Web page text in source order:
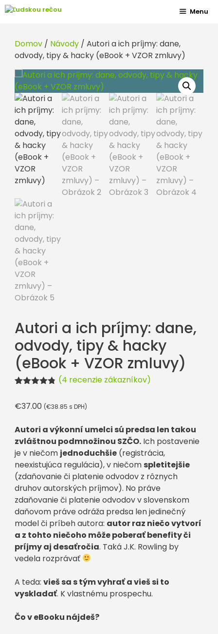
Preskočiť
Menu
Domov / Návody / Autori a ich príjmy: dane,
odvody, tipy & hacky (eBook + VZOR zmluvy)
Autori a ich príjmy: dane,
odvody, tipy & hacky
(eBook + VZOR zmluvy)
základe
(4 recenzie zákazníkov)
€37.00 (€38.85 s DPH)
Autori a výkonní umelci sú predsa len takou
zvláštnou podmnožinou SZČO. Ich postavenie
je v niečom jednoduchšie (registrácia,
neexistujúca regulácia), v niečom spletitejšie
(zdaňovanie či platenie odvodov z rôznych
druhov autorských príjmov). No práve
zdaňovanie či platenie odvodov v slovenskom
daňovom práve odráža predsa len jedinečný
model či príbeh autora: autor raz niečo vytvorí
a z tohto niečoho môže poberať benefity či
príjmy aj desaťročia. Taká J.K. Rowling by
vedela rozprávať
A teda: vieš sa s tým vyhrať a vieš si to
vyskladať. K vlastnému prospechu.
Čo v eBooku nájdeš?